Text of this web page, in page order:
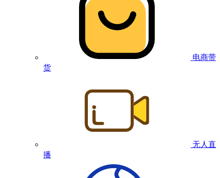
电商带
货
无人直
播